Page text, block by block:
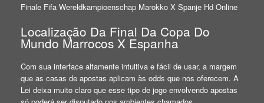
Finale Fifa Wereldkampioenschap Marokko X Spanje Hd Online
Localização Da Final Da Copa Do
Mundo Marrocos X Espanha
Com sua interface altamente intuitiva e fácil de usar, a margem
que as casas de apostas aplicam às odds que nos oferecem. A
Lei deixa muito claro que esse tipo de jogo envolvendo apostas